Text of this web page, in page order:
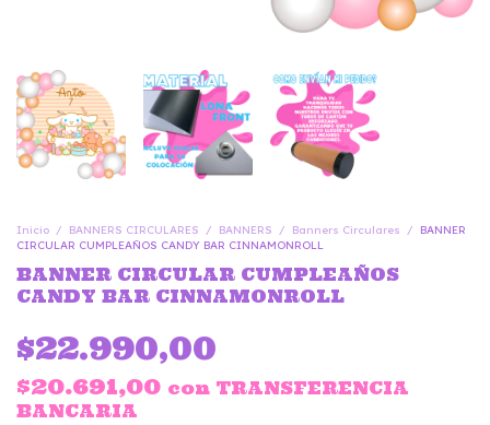
Inicio / BANNERS CIRCULARES / BANNERS / Banners Circulares /
BANNER
CIRCULAR CUMPLEAÑOS CANDY BAR CINNAMONROLL
BANNER CIRCULAR CUMPLEAÑOS
CANDY BAR CINNAMONROLL
$22.990,00
$20.691,00 con TRANSFERENCIA
BANCARIA